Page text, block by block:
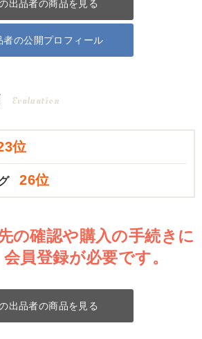
出品者の商品を見る
者の公開プロフィール
Evaluation
位
26位
の確認や購入の手続きに
員登録が必要です。
出品者の商品を見る